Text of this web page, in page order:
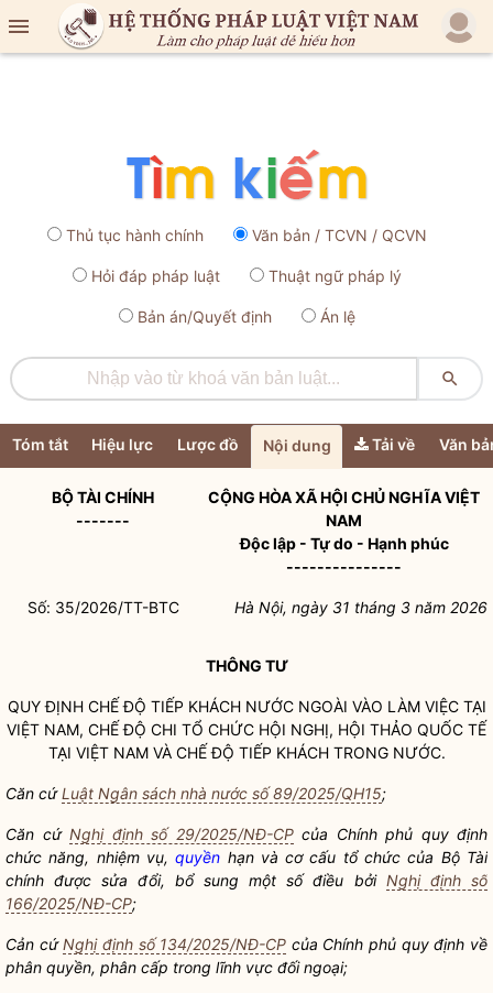

Thủ tục hành chính Văn bản / TCVN / QCVN
Hỏi đáp pháp luật Thuật ngữ pháp lý
Bản án/Quyết định Án lệ

Tóm tắt Hiệu lực Lược đồ Nội dung Tải về Văn
BỘ TÀI CHÍNH
-------
CỘNG HÒA XÃ HỘI CHỦ NGHĨA VIỆT
NAM
Độc lập - Tự do - Hạnh phúc
---------------
Số: 35/2026/TT-BTC Hà Nội, ngày 31 tháng 3 năm 2026
THÔNG TƯ
QUY ĐỊNH CHẾ ĐỘ TIẾP KHÁCH NƯỚC NGOÀI VÀO LÀM VIỆC TẠI
VIỆT NAM, CHẾ ĐỘ CHI TỔ CHỨC HỘI NGHỊ, HỘI THẢO QUỐC TẾ
TẠI VIỆT NAM VÀ CHẾ ĐỘ TIẾP KHÁCH TRONG NƯỚC.
Căn cứLuật Ngân sách nhà nước số 89/2025/QH15;
Căn cứ Nghị định số 29/2025/NĐ-CPcủa Chính phủ quy định
chức năng, nhiệm vụ,quyền hạn và cơ cấu tổ chức của Bộ Tài
chính được sửa đổi, bổ sung một số điều bởi Nghị định số
166/2025/NĐ-CP;
Cản cứNghị định số 134/2025/NĐ-CP của Chính phủ quy định về
phân quyền, phân cấp trong lĩnh vực đối ngoại;